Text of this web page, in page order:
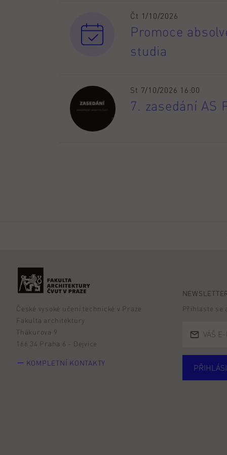
Čt 1/10/2026
Promoce
studia
St 7/10/2026 16:00
7. zasedání AS
České vysoké učení technické v Praze
Fakulta architektury
Thákurova 9
166 34 Praha 6 - Dejvice
KOMPLETNÍ KONTAKTY
Přihlaste se